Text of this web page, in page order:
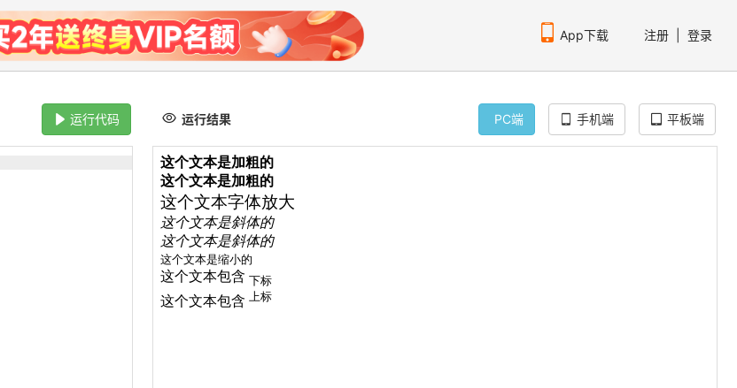
App下载 注册 登录
运行代码 运行结果 PC端 手机端 平板端